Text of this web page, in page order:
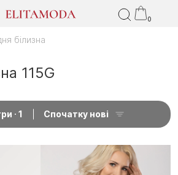
0
білизна
115G
1 Спочатку нові